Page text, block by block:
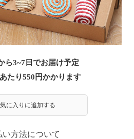
ら3~7日でお届け予定
たり550 円かかります
に入りに追加する
い方法について